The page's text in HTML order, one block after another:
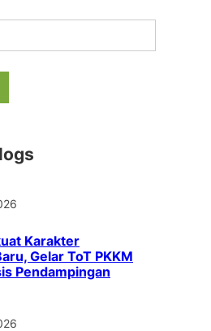
Karakter
Gelar ToT PKKM
Pendampingan